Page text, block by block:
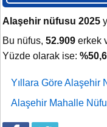
Alaşehir nüfusu 2025
Bu nüfus, 52.909 erkek
Yüzde olarak ise:
Yıllara Göre Alaşehir
Alaşehir Mahalle